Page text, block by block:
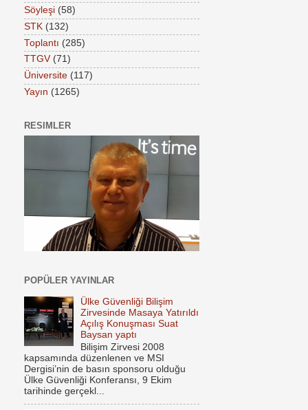
Söyleşi (58)
STK (132)
Toplantı (285)
TTGV (71)
Üniversite (117)
Yayın (1265)
RESIMLER
POPÜLER YAYINLAR
Ülke Güvenliği Bilişim
Zirvesinde Masaya Yatırıldı
Açılış Konuşması Suat
Baysan yaptı
Bilişim Zirvesi 2008
kapsamında düzenlenen ve MSI
Dergisi’nin de basın sponsoru olduğu
Ülke Güvenliği Konferansı, 9 Ekim
tarihinde gerçekl...